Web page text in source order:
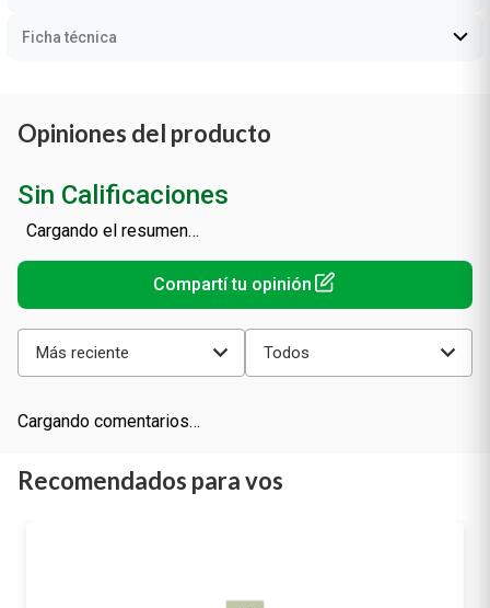
Ficha técnica
Opiniones del producto
Sin Calificaciones
Cargando el resumen…
Más reciente Todos
Cargando comentarios…
Recomendados para vos